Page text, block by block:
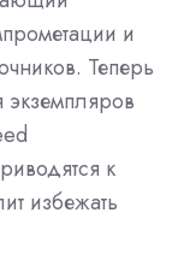
и
Теперь
экземпляров
к
избежать